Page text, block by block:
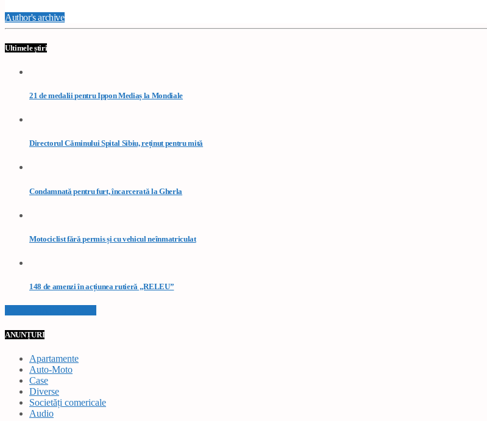
Author's archive
Ultimele știri
21 de medalii pentru Ippon Mediaș la Mondiale
Directorul Căminului Spital Sibiu, reținut pentru mită
Condamnată pentru furt, încarcerată la Gherla
Motociclist fără permis și cu vehicul neînmatriculat
148 de amenzi în acțiunea rutieră „RELEU”
ANUNȚURI
Apartamente
Auto-Moto
Case
Diverse
Societăți comericale
Audio